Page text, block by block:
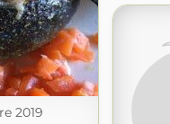
2019